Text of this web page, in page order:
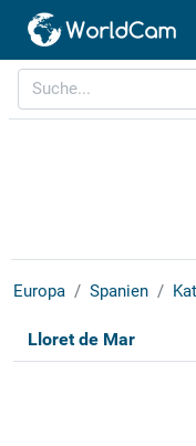
Europa Spanien
Lloret de Mar